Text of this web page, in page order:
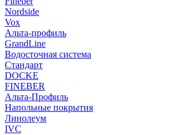
Nordside
Vox
Альта-профиль
GrandLine
Водосточная система
Стандарт
DOCKE
FINEBER
Альта-Профиль
Напольные покрытия
Линолеум
IVC